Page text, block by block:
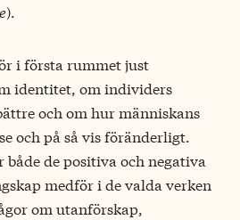
).
i första rummet just
identitet, om individers
och om hur människans
och på så vis föränderligt.
de positiva och negativa
medför i de valda verken
om utanförskap,